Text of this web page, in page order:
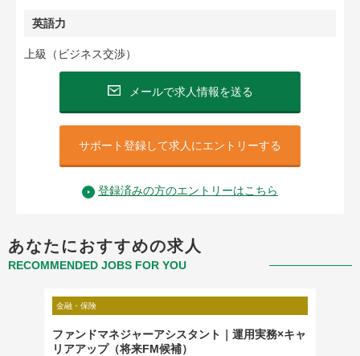
英語力
上級（ビジネス交渉）
メールで求人情報を送る
サポート登録して求人にエントリーする
登録済みの方のエントリーはこちら
あなたにおすすめの求人
RECOMMENDED JOBS FOR YOU
金融・保険
ファンドマネジャーアシスタント｜運用実務×キャ
リアアップ（将来FM候補）